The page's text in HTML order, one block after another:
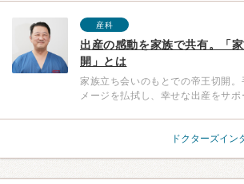
産科
出産の感動を家族で共有。「
開」とは
家族立ち会いのもとでの帝王切開。
メージを払拭し、幸せな出産をサポ
ドクターズイン